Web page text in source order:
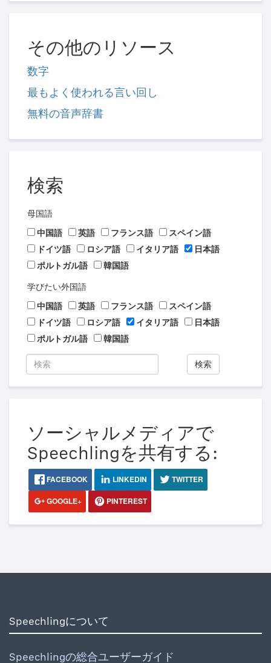
その他のリソース
数字
最もよく使われる言い回し
無料の音声辞書
検索
母国語
中国語
英語 フランス語
スペイン語
ドイツ語
ロシア語 イタリア語
日本語
ポルトガル語
韓国語
学びたい外国語
中国語
英語 フランス語
スペイン語
ドイツ語
ロシア語 イタリア語
日本語
ポルトガル語
韓国語
検索
ソーシャルメディアで
Speechlingを共有する:
FACEBOOK LINKEDIN
TWITTER
GOOGLE+
PINTEREST
Speechlingについて
Speechlingの総合ユーザーガイド